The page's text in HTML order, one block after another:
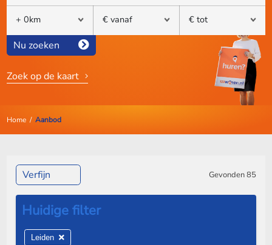
Nu zoeken
Zoek op de kaart
Home/ Aanbod
Verfijn Gevonden85
Leiden